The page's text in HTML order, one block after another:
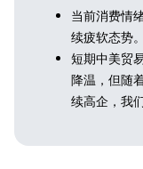
当前消费情
续疲软态势。
短期中美贸
降温，但随
续高企，我